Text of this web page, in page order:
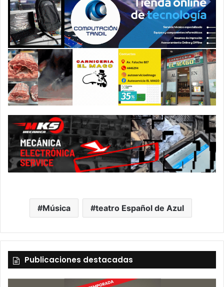
Música teatro Español de Azul
Publicaciones destacadas